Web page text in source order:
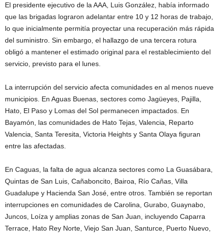
El presidente ejecutivo de la AAA, Luis González, había informado
que las brigadas lograron adelantar entre 10 y 12 horas de trabajo,
lo que inicialmente permitía proyectar una recuperación más rápida
del suministro. Sin embargo, el hallazgo de una tercera rotura
obligó a mantener el estimado original para el restablecimiento del
servicio, previsto para el lunes.
La interrupción del servicio afecta comunidades en al menos nueve
municipios. En Aguas Buenas, sectores como Jagüeyes, Pajilla,
Hato, El Paso y Lomas del Sol permanecen impactados. En
Bayamón, las comunidades de Hato Tejas, Valencia, Reparto
Valencia, Santa Teresita, Victoria Heights y Santa Olaya figuran
entre las afectadas.
En Caguas, la falta de agua alcanza sectores como La Guasábara,
Quintas de San Luis, Cañaboncito, Bairoa, Río Cañas, Villa
Guadalupe y Hacienda San José, entre otros. También se reportan
interrupciones en comunidades de Carolina, Gurabo, Guaynabo,
Juncos, Loíza y amplias zonas de San Juan, incluyendo Caparra
Terrace, Hato Rey Norte, Viejo San Juan, Santurce, Puerto Nuevo,